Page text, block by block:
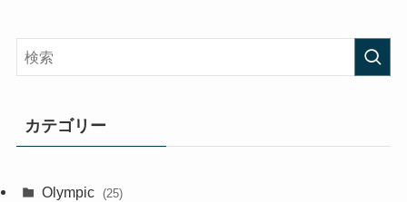
カテゴリー
Olympic (25)